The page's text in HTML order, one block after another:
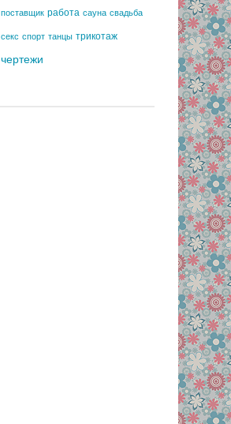
поставщик работа сауна свадьба
секс спорт танцы трикотаж
чертежи